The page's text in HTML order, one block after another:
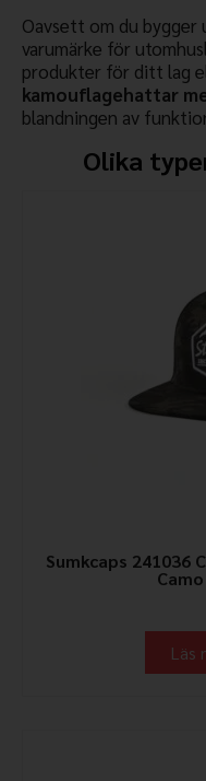
Oavsett om du
varumärke för
produkter för ditt lag
kamouflagehattar
blandningen av
Olika
Sumkcaps 241036
Läs